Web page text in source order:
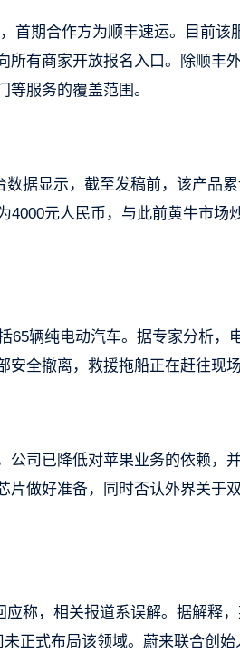
首期合作方为顺丰速运。目前该
所有商家开放报名入口。除顺丰
服务的覆盖范围。
据显示，截至发稿前，该产品
4000元人民币，与此前黄牛市场
65辆纯电动汽车。据专家分析，
全撤离，救援拖船正在赶往现场
公司已降低对苹果业务的依赖，
片做好准备，同时否认外界关于
称，相关报道系误解。据解释
正式布局该领域。蔚来联合创始